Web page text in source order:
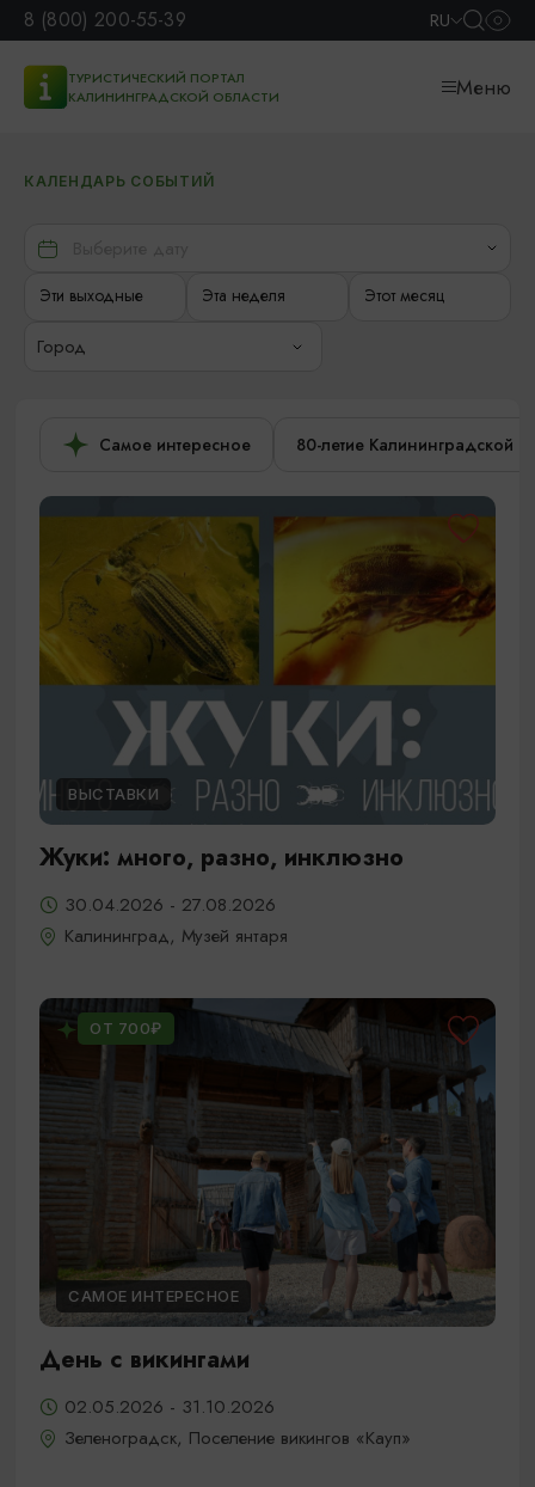
8 (800) 200-55-39 RU
ТУРИСТИЧЕСКИЙ ПОРТАЛ
КАЛИНИНГРАДСКОЙ ОБЛАСТИ
Меню
КАЛЕНДАРЬ СОБЫТИЙ
Эти выходные Эта неделя Этот месяц
Город
Самое интересное 80-летие Калининградской
ВЫСТАВКИ
Жуки: много, разно, инклюзно
30.04.2026 - 27.08.2026
Калининград, Музей янтаря
ОТ 700₽
САМОЕ ИНТЕРЕСНОЕ
День с викингами
02.05.2026 - 31.10.2026
Зеленоградск, Поселение викингов «Кауп»